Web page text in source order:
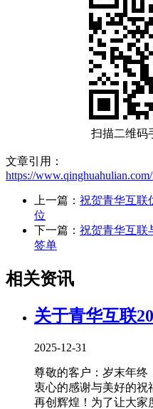
扫描二维码
文章引用：
https://
上一篇： 祝贺青华互联
位
下一篇： 祝贺青华互联
签单
相关资讯
关于青华互联
2025-12-31
尊敬的客户：岁末年终
衷心的感谢与美好的祝
再创辉煌！为了让大家